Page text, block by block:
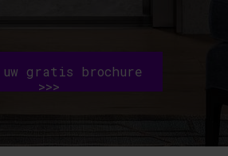
uw gratis brochure
>>>